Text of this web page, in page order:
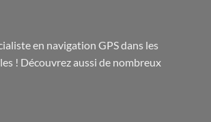
en navigation GPS dans les
! Découvrez aussi de nombreux